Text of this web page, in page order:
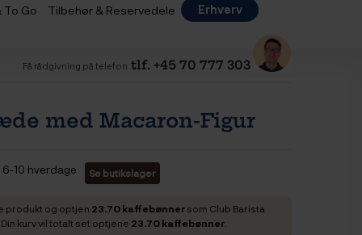
To Go Tilbehør & Reservedele
Erhverv
Få rådgivning på telefon tlf. +45 70 777 303
med Macaron-Figur
6-10 hverdage Se butikslager
produkt og optjen 23.70 kaffebønnersom Club Barista
kurv vil totalt set optjene 23.70 kaffebønner